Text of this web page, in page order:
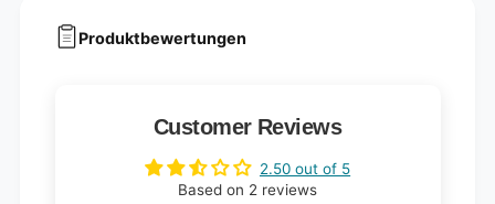
Produktbewertungen
Customer Reviews
2.50 out of 5
Based on 2 reviews